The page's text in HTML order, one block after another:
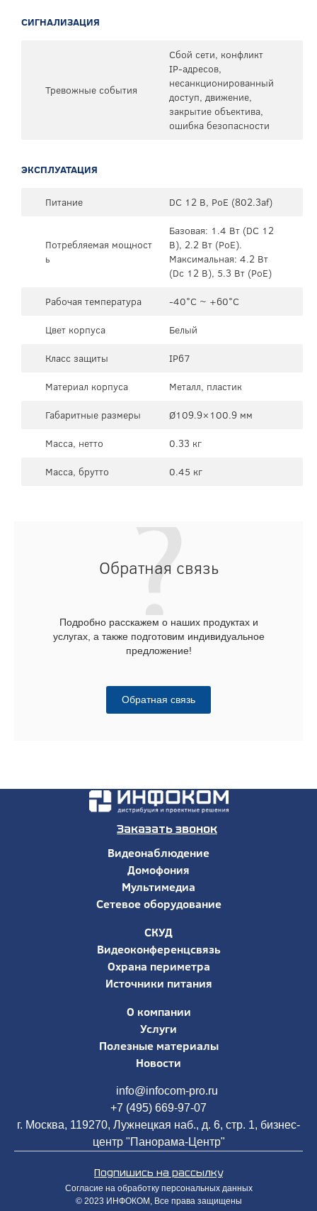
СИГНАЛИЗАЦИЯ
Тревожные события
Сбой сети, конфликт
IP-адресов,
несанкционированный
доступ, движение,
закрытие объектива,
ошибка безопасности
ЭКСПЛУАТАЦИЯ
Питание DC 12 В, PoE (802.3af)
Потребляемая мощност
ь
Базовая: 1.4 Вт (DC 12
В), 2.2 Вт (PoE).
Максимальная: 4.2 Вт
(Dc 12 В), 5.3 Вт (PoE)
Рабочая температура
-40°C ~ +60°C
Цвет корпуса
Белый
Класс защиты
IP67
Материал корпуса
Металл, пластик
Габаритные размеры
Ø109.9×100.9 мм
Масса, нетто
0.33 кг
Масса, брутто
0.45 кг
Обратная связь
Подробно расскажем о наших продуктах и
услугах, а также подготовим индивидуальное
предложение!
Обратная связь
Заказать звонок
Видеонаблюдение
Домофония
Мультимедиа
Сетевое оборудование
СКУД
Видеоконференцсвязь
Охрана периметра
Источники питания
О компании
Услуги
Полезные материалы
Новости
info@infocom-pro.ru
+7 (495) 669-97-07
г. Москва, 119270, Лужнецкая наб., д. 6, стр. 1, бизнес-
центр "Панорама-Центр"
Подпишись на рассылку
Согласие на обработку персональных данных
© 2023 ИНФОКОМ, Все права защищены